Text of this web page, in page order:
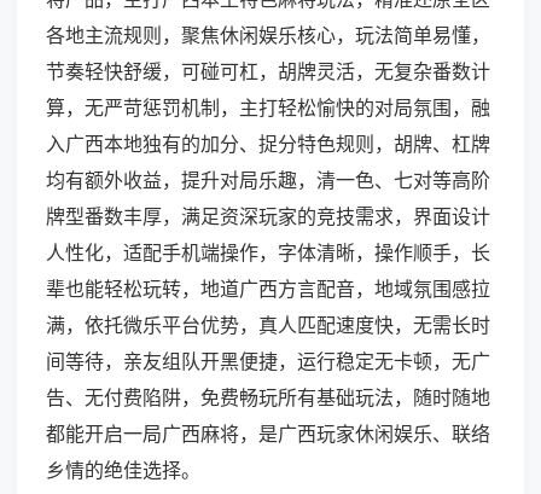
各地主流规则，聚焦休闲娱乐核心，玩法简单易懂，
节奏轻快舒缓，可碰可杠，胡牌灵活，无复杂番数计
算，无严苛惩罚机制，主打轻松愉快的对局氛围，融
入广西本地独有的加分、捉分特色规则，胡牌、杠牌
均有额外收益，提升对局乐趣，清一色、七对等高阶
牌型番数丰厚，满足资深玩家的竞技需求，界面设计
人性化，适配手机端操作，字体清晰，操作顺手，长
辈也能轻松玩转，地道广西方言配音，地域氛围感拉
满，依托微乐平台优势，真人匹配速度快，无需长时
间等待，亲友组队开黑便捷，运行稳定无卡顿，无广
告、无付费陷阱，免费畅玩所有基础玩法，随时随地
都能开启一局广西麻将，是广西玩家休闲娱乐、联络
乡情的绝佳选择。